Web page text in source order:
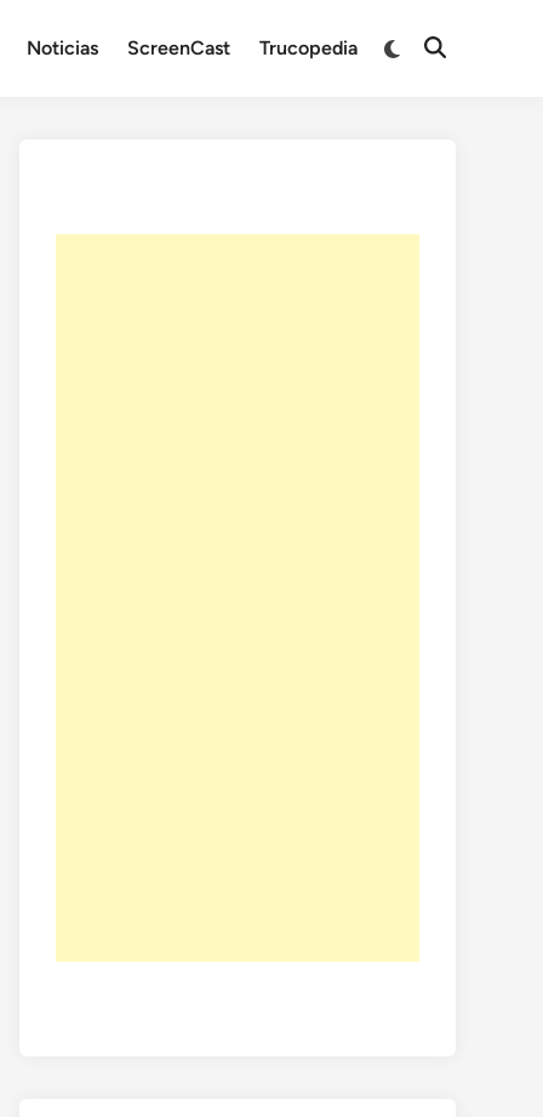
Noticias ScreenCast Trucopedia